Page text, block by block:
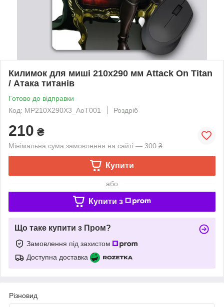
Килимок для миші 210x290 мм Attack On Titan
/ Атака титанів
Готово до відправки
Код: MP210Х290Х3_AoT001
Роздріб
210 ₴
Мінімальна сума замовлення на сайті — 300 ₴
Купити
або
Купити з
Що таке купити з Пром?
Замовлення під захистом
Доступна доставка
Різновид